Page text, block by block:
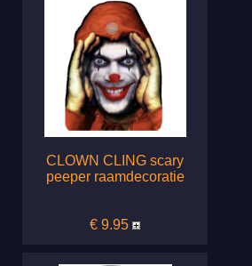
CLOWN CLING scary
peeper raamdecoratie
€ 9.95